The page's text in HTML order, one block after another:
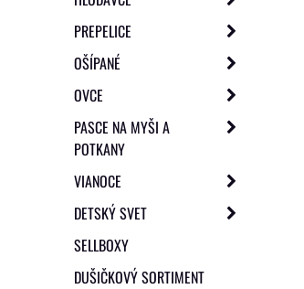
PREPELICE
OŠÍPANÉ
OVCE
PASCE NA MYŠI A
POTKANY
VIANOCE
DETSKÝ SVET
SELLBOXY
DUŠIČKOVÝ SORTIMENT